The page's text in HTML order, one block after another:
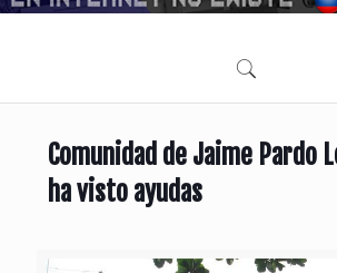
Comunidad de Jaime Pardo
ha visto ayudas